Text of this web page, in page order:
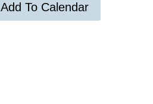
Add To Calendar